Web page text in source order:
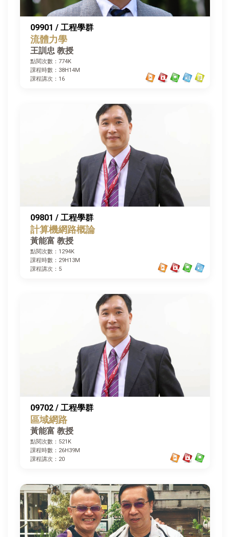
09901 / 工程學群
流體力學
王訓忠 教授
點閱次數：774K
課程時數：38H14M
課程講次：16
09801 / 工程學群
計算機網路概論
黃能富 教授
點閱次數：1294K
課程時數：29H13M
課程講次：5
09702 / 工程學群
區域網路
黃能富 教授
點閱次數：521K
課程時數：26H39M
課程講次：20